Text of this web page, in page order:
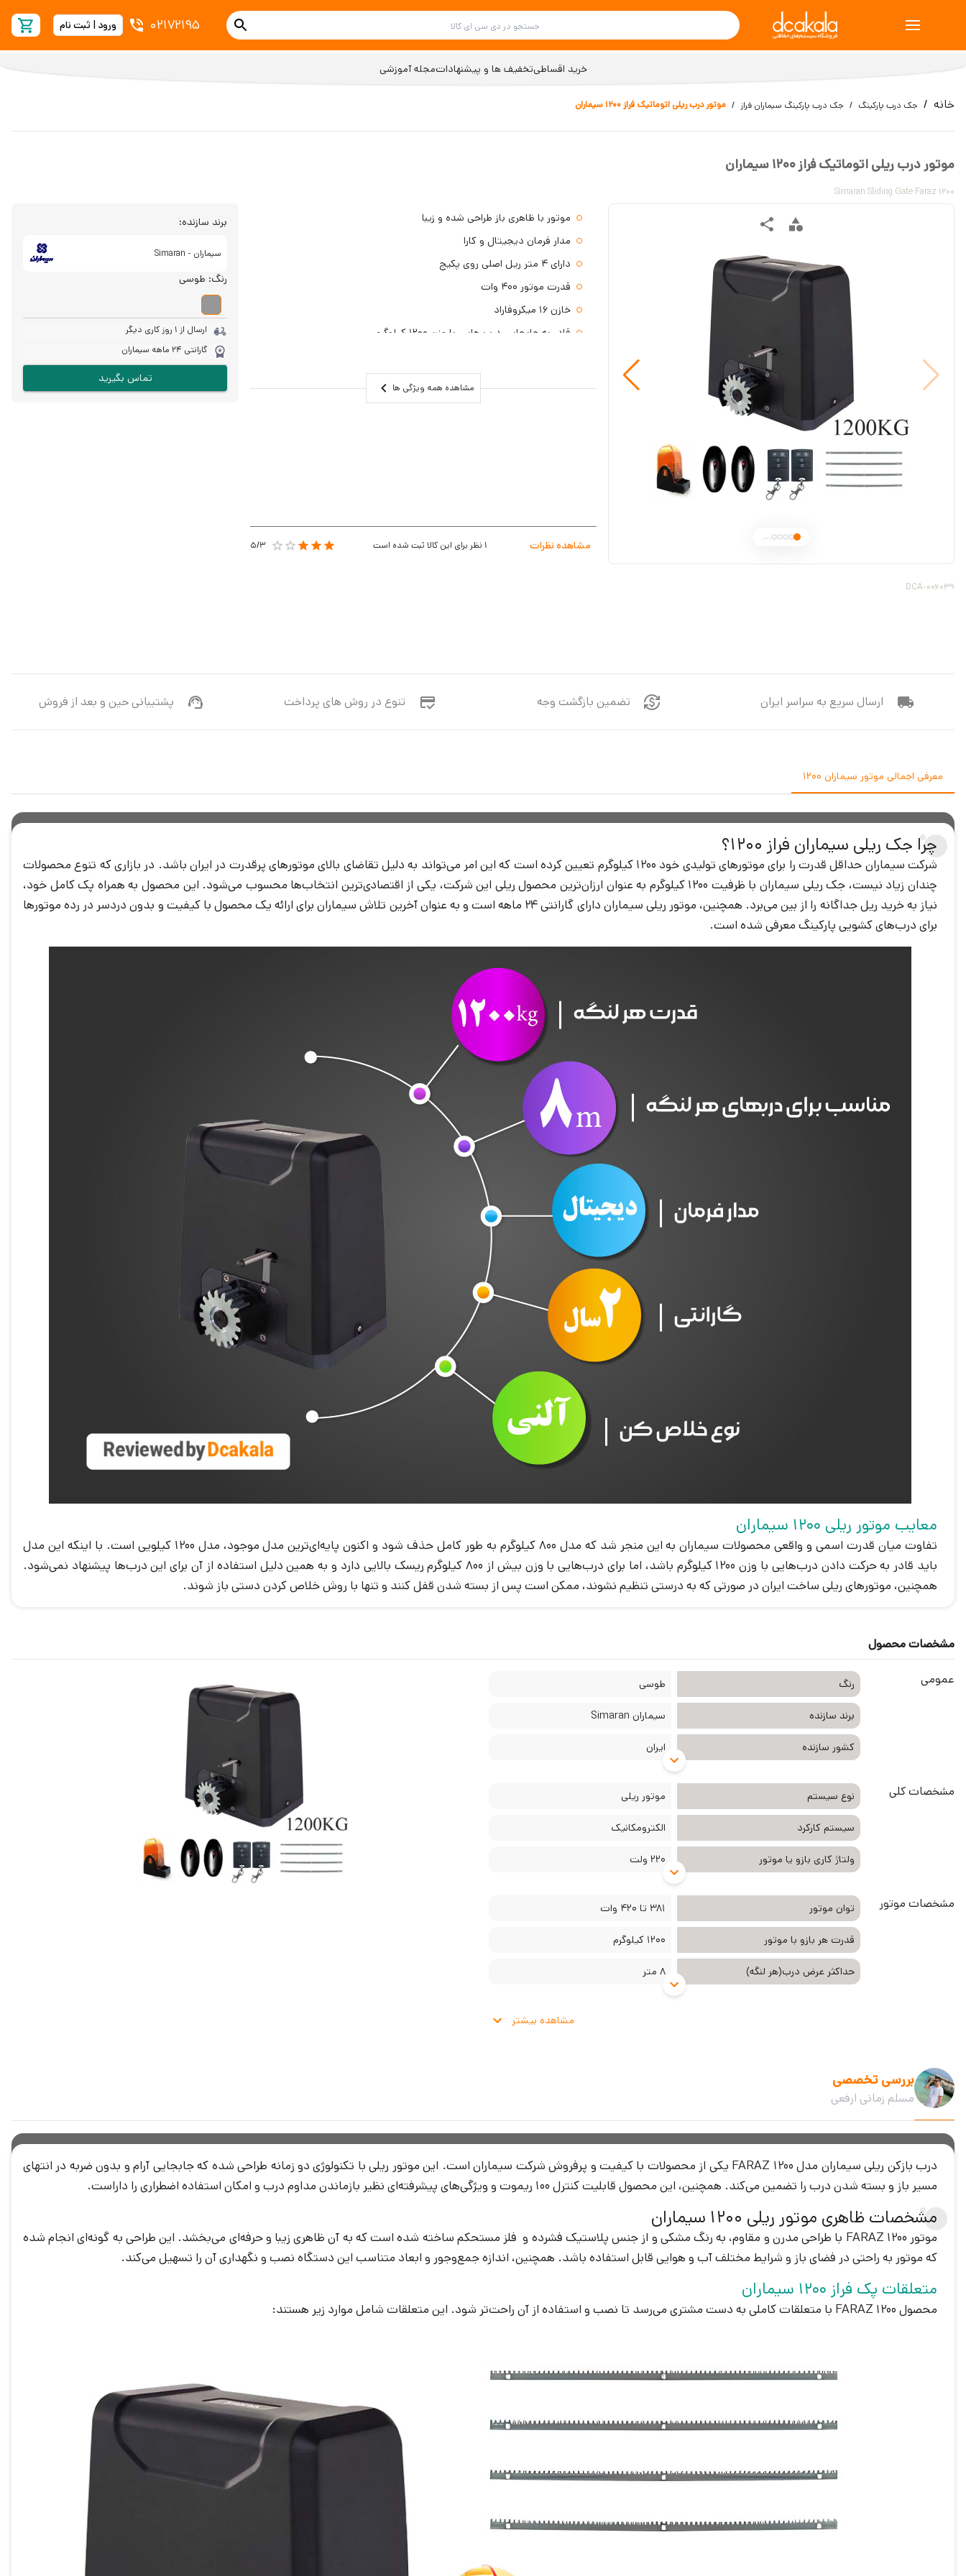
02172195 ورود | ثبت نام
خرید اقساطیتخفیف ها و پیشنهاداتمجله آموزشی
خانه جک درب پارکینگ جک درب پارکینگ سیماران فراز موتور درب ریلی اتوماتیک فراز 1200 سیماران
موتور درب ریلی اتوماتیک فراز 1200 سیماران
Simaran Sliding Gate Faraz 1200
...
موتور با ظاهری باز طراحی شده و زیبا
مدار فرمان دیجیتال و کارا
دارای 4 متر ریل اصلی روی پکیج
قدرت موتور 400 وات
خازن 16 میکروفاراد
قادر به جابجایی درب هایی با وزن 1200 کیلوگرم
مشاهده همه ویژگی ها
مشاهده نظرات 1 نظر برای این کالا ثبت شده است 5/3
DCA-006039
برند سازنده:
سیماران - Simaran
رنگ: طوسی
ارسال از 1 روز کاری دیگر
گارانتی 24 ماهه سیماران
تماس بگیرید
ارسال سریع به سراسر ایران تضمین بازگشت وجه تنوع در روش های پرداخت پشتیبانی حین و بعد از فروش
معرفی اجمالی موتور سیماران 1200
چرا جک ریلی سیماران فراز 1200؟
شرکت سیماران حداقل قدرت را برای موتورهای تولیدی خود 1200 کیلوگرم تعیین کرده است که این امر می‌تواند به دلیل تقاضای بالای موتورهای پرقدرت در ایران باشد. در بازاری که تنوع محصولات
چندان زیاد نیست، جک ریلی سیماران با ظرفیت 1200 کیلوگرم به عنوان ارزان‌ترین محصول ریلی این شرکت، یکی از اقتصادی‌ترین انتخاب‌ها محسوب می‌شود. این محصول به همراه پک کامل خود،
نیاز به خرید ریل جداگانه را از بین می‌برد. همچنین، موتور ریلی سیماران دارای گارانتی 24 ماهه است و به عنوان آخرین تلاش سیماران برای ارائه یک محصول با کیفیت و بدون دردسر در رده موتورها
برای درب‌های کشویی پارکینگ معرفی شده است.
معایب موتور ریلی 1200 سیماران
تفاوت میان قدرت اسمی و واقعی محصولات سیماران به این منجر شد که مدل 800 کیلوگرم به طور کامل حذف شود و اکنون پایه‌ای‌ترین مدل موجود، مدل 1200 کیلویی است. با اینکه این مدل
باید قادر به حرکت دادن درب‌هایی با وزن 1200 کیلوگرم باشد، اما برای درب‌هایی با وزن بیش از 800 کیلوگرم ریسک بالایی دارد و به همین دلیل استفاده از آن برای این درب‌ها پیشنهاد نمی‌شود.
همچنین، موتورهای ریلی ساخت ایران در صورتی که به درستی تنظیم نشوند، ممکن است پس از بسته شدن قفل کنند و تنها با روش خلاص کردن دستی باز شوند.
مشخصات محصول
عمومی رنگ طوسی
برند سازنده سیماران Simaran
کشور سازنده ایران
مشخصات کلی نوع سیستم موتور ریلی
سیستم کارکرد الکترومکانیک
ولتاژ کاری بازو یا موتور 220 ولت
مشخصات موتور توان موتور 381 تا 420 وات
قدرت هر بازو با موتور 1200 کیلوگرم
حداکثر عرض درب(هر لنگه) 8 متر
مشاهده بیشتر
بررسی تخصصی
مسلم زمانی ارفعی
درب بازکن ریلی سیماران مدل FARAZ 1200 یکی از محصولات با کیفیت و پرفروش شرکت سیماران است. این موتور ریلی با تکنولوژی دو زمانه طراحی شده که جابجایی آرام و بدون ضربه در انتهای
مسیر باز و بسته شدن درب را تضمین می‌کند. همچنین، این محصول قابلیت کنترل 100 ریموت و ویژگی‌های پیشرفته‌ای نظیر بازماندن مداوم درب و امکان استفاده اضطراری را داراست.
مشخصات ظاهری موتور ریلی 1200 سیماران
موتور FARAZ 1200 با طراحی مدرن و مقاوم، به رنگ مشکی و از جنس پلاستیک فشرده و فلز مستحکم ساخته شده است که به آن ظاهری زیبا و حرفه‌ای می‌بخشد. این طراحی به گونه‌ای انجام شده
که موتور به راحتی در فضای باز و شرایط مختلف آب و هوایی قابل استفاده باشد. همچنین، اندازه جمع‌وجور و ابعاد متناسب این دستگاه نصب و نگهداری آن را تسهیل می‌کند.
متعلقات پک فراز 1200 سیماران
محصول FARAZ 1200 با متعلقات کاملی به دست مشتری می‌رسد تا نصب و استفاده از آن راحت‌تر شود. این متعلقات شامل موارد زیر هستند: